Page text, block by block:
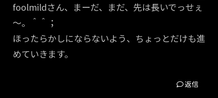
foolmildさん、まーだ、まだ、先は長いでっせぇ
～。＾＾；
ほったらかしにならないよう、ちょっとだけも進
めていきます。
返信